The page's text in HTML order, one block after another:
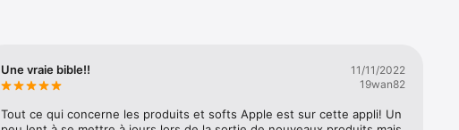
Une vraie bible!!
11/11/2022
19wan82
Tout ce qui concerne les produits et softs Apple est sur cette appli! Un